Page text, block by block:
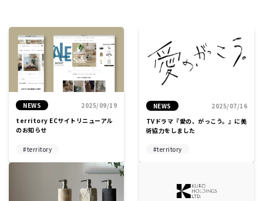
NEWS
2025/09/19
territory ECサイトリニューアル
のお知らせ
territory
NEWS
2025/07/16
TVドラマ『愛の、がっこう。』に美
術協力をしました
territory